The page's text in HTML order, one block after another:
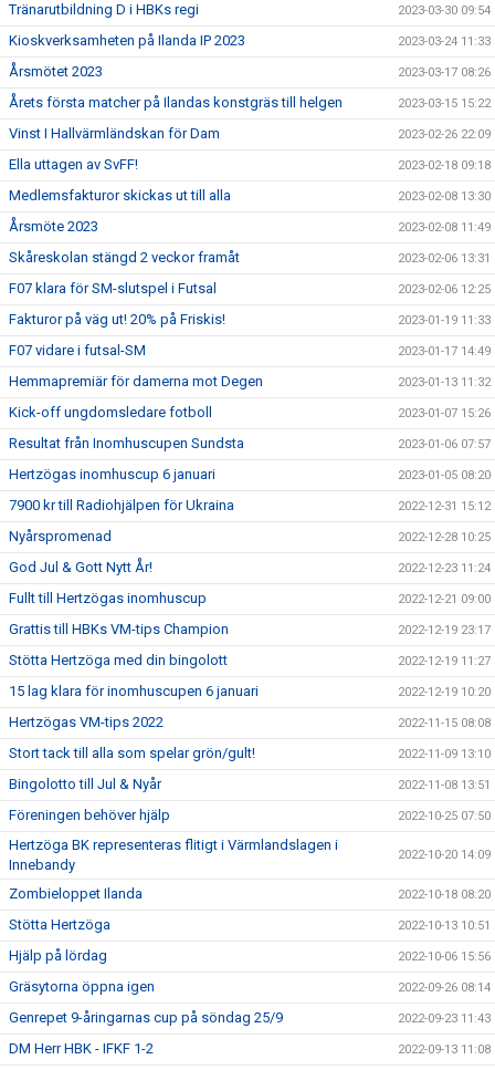
Tränarutbildning D i HBKs regi 2023-03-30 09:54
Kioskverksamheten på Ilanda IP 2023 2023-03-24 11:33
Årsmötet 2023 2023-03-17 08:26
Årets första matcher på Ilandas konstgräs till helgen 2023-03-15 15:22
Vinst I Hallvärmländskan för Dam 2023-02-26 22:09
Ella uttagen av SvFF! 2023-02-18 09:18
Medlemsfakturor skickas ut till alla 2023-02-08 13:30
Årsmöte 2023 2023-02-08 11:49
Skåreskolan stängd 2 veckor framåt 2023-02-06 13:31
F07 klara för SM-slutspel i Futsal 2023-02-06 12:25
Fakturor på väg ut! 20% på Friskis! 2023-01-19 11:33
F07 vidare i futsal-SM 2023-01-17 14:49
Hemmapremiär för damerna mot Degen 2023-01-13 11:32
Kick-off ungdomsledare fotboll 2023-01-07 15:26
Resultat från Inomhuscupen Sundsta 2023-01-06 07:57
Hertzögas inomhuscup 6 januari 2023-01-05 08:20
7900 kr till Radiohjälpen för Ukraina 2022-12-31 15:12
Nyårspromenad 2022-12-28 10:25
God Jul & Gott Nytt År! 2022-12-23 11:24
Fullt till Hertzögas inomhuscup 2022-12-21 09:00
Grattis till HBKs VM-tips Champion 2022-12-19 23:17
Stötta Hertzöga med din bingolott 2022-12-19 11:27
15 lag klara för inomhuscupen 6 januari 2022-12-19 10:20
Hertzögas VM-tips 2022 2022-11-15 08:08
Stort tack till alla som spelar grön/gult! 2022-11-09 13:10
Bingolotto till Jul & Nyår 2022-11-08 13:51
Föreningen behöver hjälp 2022-10-25 07:50
Hertzöga BK representeras flitigt i Värmlandslagen i
Innebandy
2022-10-20 14:09
Zombieloppet Ilanda 2022-10-18 08:20
Stötta Hertzöga 2022-10-13 10:51
Hjälp på lördag 2022-10-06 15:56
Gräsytorna öppna igen 2022-09-26 08:14
Genrepet 9-åringarnas cup på söndag 25/9 2022-09-23 11:43
DM Herr HBK - IFKF 1-2 2022-09-13 11:08